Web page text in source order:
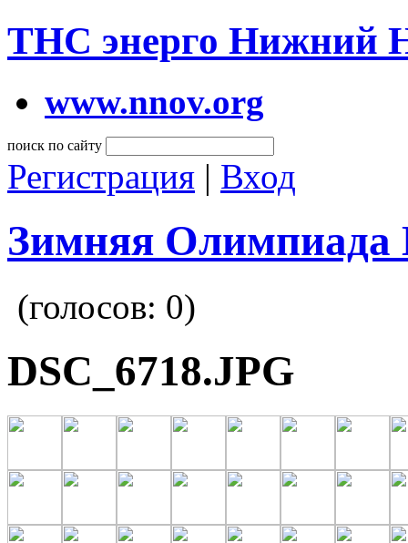
ТНС энерго Нижний
www.nnov.org
поиск по сайту
Регистрация | Вход
Зимняя Олимпиада
(голосов: 0)
DSC_6718.JPG